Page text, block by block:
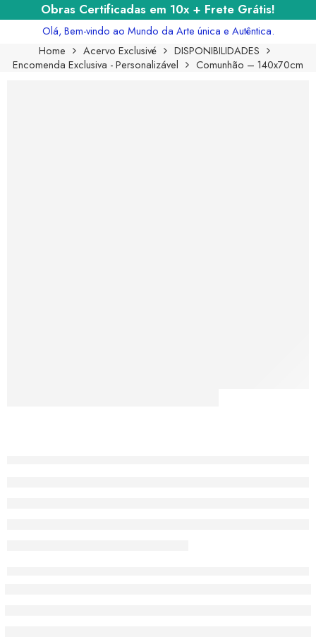
Obras Certificadas em 10x + Frete Grátis!
Olá, Bem-vindo ao Mundo da Arte única e Autêntica.
Home
Acervo Exclusivé
DISPONIBILIDADES
Encomenda Exclusiva - Personalizável
Comunhão – 140x70cm